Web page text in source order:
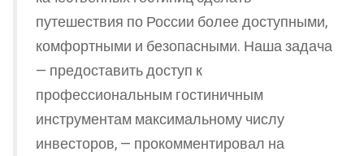
путешествия по России более доступными,
комфортными и безопасными. Наша задача
— предоставить доступ к
профессиональным гостиничным
инструментам максимальному числу
инвесторов, — прокомментировал на